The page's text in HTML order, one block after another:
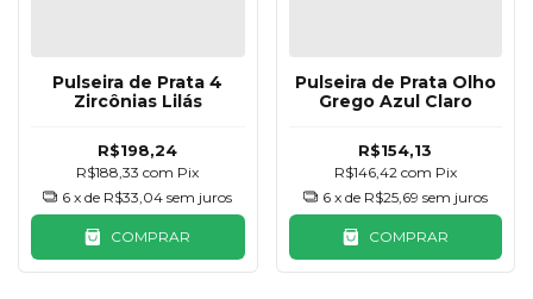
Pulseira de Prata 4
Zircônias Lilás
R$198,24
R$188,33com Pix
6 x de R$33,04 sem juros
COMPRAR
Pulseira de Prata Olho
Grego Azul Claro
R$154,13
R$146,42 com Pix
6 x de R$25,69 sem juros
COMPRAR